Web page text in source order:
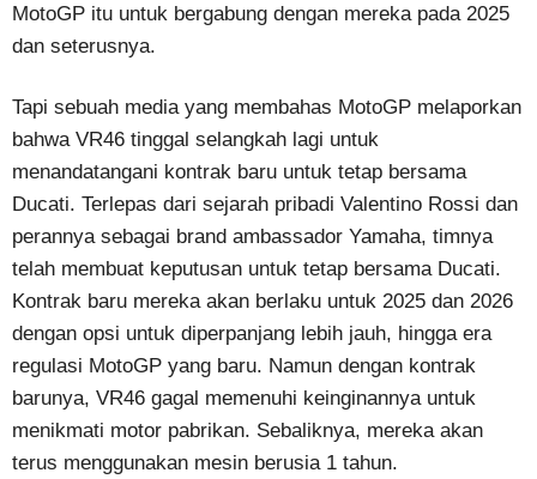
MotoGP itu untuk bergabung dengan mereka pada 2025
dan seterusnya.
Tapi sebuah media yang membahas MotoGP melaporkan
bahwa VR46 tinggal selangkah lagi untuk
menandatangani kontrak baru untuk tetap bersama
Ducati. Terlepas dari sejarah pribadi Valentino Rossi dan
perannya sebagai brand ambassador Yamaha, timnya
telah membuat keputusan untuk tetap bersama Ducati.
Kontrak baru mereka akan berlaku untuk 2025 dan 2026
dengan opsi untuk diperpanjang lebih jauh, hingga era
regulasi MotoGP yang baru. Namun dengan kontrak
barunya, VR46 gagal memenuhi keinginannya untuk
menikmati motor pabrikan. Sebaliknya, mereka akan
terus menggunakan mesin berusia 1 tahun.